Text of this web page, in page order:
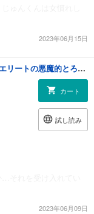
2023年06月15日
彼の性癖は歪んでる。～聖母系エリートの悪魔的とろとろ溺愛セックス～2
カート
試し読み
2023年06月09日